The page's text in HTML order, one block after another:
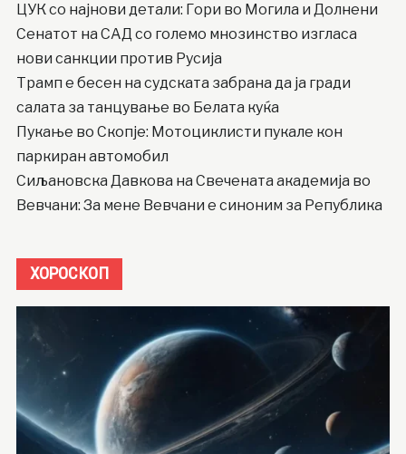
ЦУК со најнови детали: Гори во Могила и Долнени
Сенатот на САД со големо мнозинство изгласа
нови санкции против Русија
Трамп е бесен на судската забрана да ја гради
салата за танцување во Белата куќа
Пукање во Скопје: Мотоциклисти пукале кон
паркиран автомобил
Сиљановска Давкова на Свечената академија во
Вевчани: За мене Вевчани е синоним за Република
ХОРОСКОП